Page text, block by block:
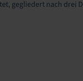
gegliedert nach drei